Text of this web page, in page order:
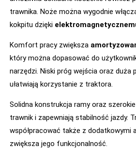
trawnika. Noże można wygodnie
kokpitu dzięki
Komfort pracy zwiększa
który można dopasować do
narzędzi. Niski próg wejścia oraz duża
ułatwiają korzystanie z traktora.
Solidna konstrukcja ramy oraz
trawnik i zapewniają stabilność jazdy.
współpracować także z dodatkowymi
zwiększa jego funkcjonalność.